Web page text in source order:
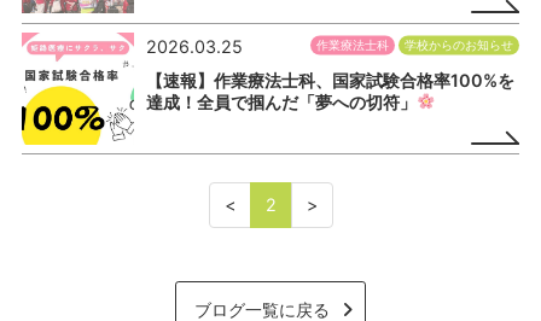
2026.03.25
【速報】作業療法士科、国家試験合格率100%を
達成！全員で掴んだ「夢への切符」
作業療法士科 学校からのお知らせ
< 2 >
ブログ一覧に戻る